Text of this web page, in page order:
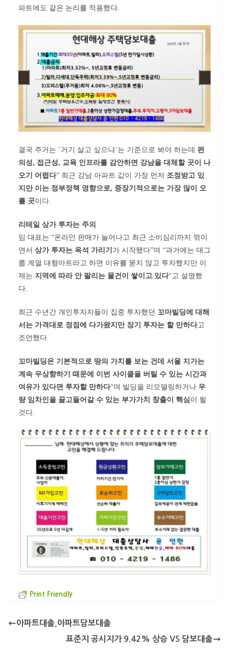
파트에도 같은 논리를 적용했다.
결국 주거는 `거기 살고 싶으냐`는 기준으로 봐야 하는데 편
의성, 접근성, 교육 인프라를 감안하면 강남을 대체할 곳이 나
오기 어렵다” 최근 강남 아파트 값이 가장 먼저 조정받고 있
지만 이는 정부정책 영향으로, 중장기적으로는 가장 많이 오
를 곳이다.
리테일 상가 투자는 주의
임 대표는 “온라인 판매가 늘어나고 최근 소비심리까지 꺾이
면서 상가 투자는 옥석 가리기 가 시작됐다”며 “과거에는 대그
룹 계열 대형마트라고 하면 이유를 묻지 않고 투자했지만 이
제는 지역에 따라 안 팔리는 물건이 쌓이고 있다“고 설명했
다.
최근 수년간 개인투자자들이 집중 투자했던 꼬마빌딩에 대해
서는 가격대로 정점에 다가왔지만 장기 투자는 할 만하다고
조언했다.
꼬마빌딩은 기본적으로 땅의 가치를 보는 건데 서울 지가는
계속 우상향하기 때문에 이번 사이클을 버틸 수 있는 시간과
여유가 있다면 투자할 만하다“며 빌딩을 리모델링하거나 우
량 임차인을 끌고들어갈 수 있는 부가가치 창출이 핵심 이 될
것다.
Print Friendly
아파트대출,아파트담보대출
표준지 공시지가 9.42% 상승 VS 담보대출